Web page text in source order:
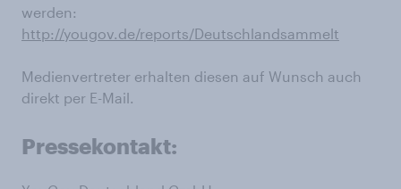
werden:
http://yougov.de/reports/Deutschlandsammelt
Medienvertreter erhalten diesen auf Wunsch auch
direkt per E-Mail.
Pressekontakt: